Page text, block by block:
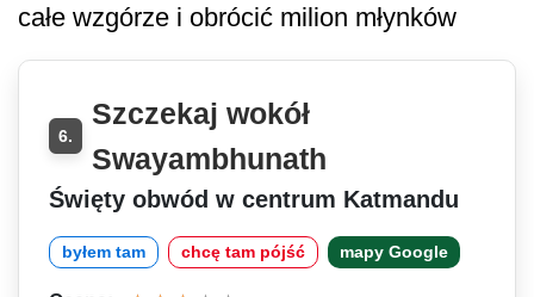
całe wzgórze i obrócić milion młynków
6.
Szczekaj wokół
Swayambhunath
Święty obwód w centrum Katmandu
byłem tam chcę tam pójść mapy Google